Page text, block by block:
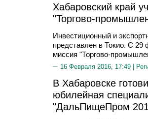
Хабаровский край
"Торгово-
Инвестиционный и
представлен в Токио. С 29
миссия "Торгово-
16 Февраля 2016, 17:49 |
В Хабаровске
юбилейная
"ДальПищеПром